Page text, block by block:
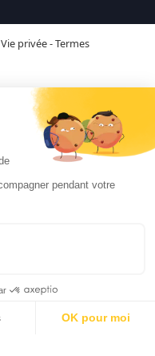
Vie privée-Termes